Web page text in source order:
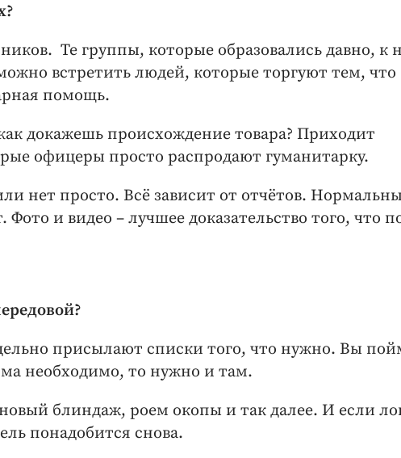
Те группы, которые образовались давно, к
встретить людей, которые торгуют тем, что
помощь.
докажешь происхождение товара? Приходит
офицеры просто распродают гуманитарку.
нет просто. Всё зависит от отчётов.
и видео – лучшее доказательство того, что
присылают списки того, что нужно. Вы
необходимо, то нужно и там.
блиндаж, роем окопы и так далее. И если
понадобится снова.